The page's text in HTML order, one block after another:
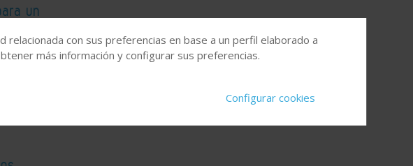
un
con sus preferencias en base a un perfil elaborado a
más información y configurar sus preferencias.
Configurar cookies